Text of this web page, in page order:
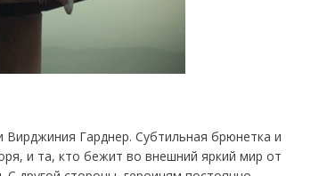
Вирджиния Гарднер. Субтильная брюнетка и
и та, кто бежит во внешний яркий мир от